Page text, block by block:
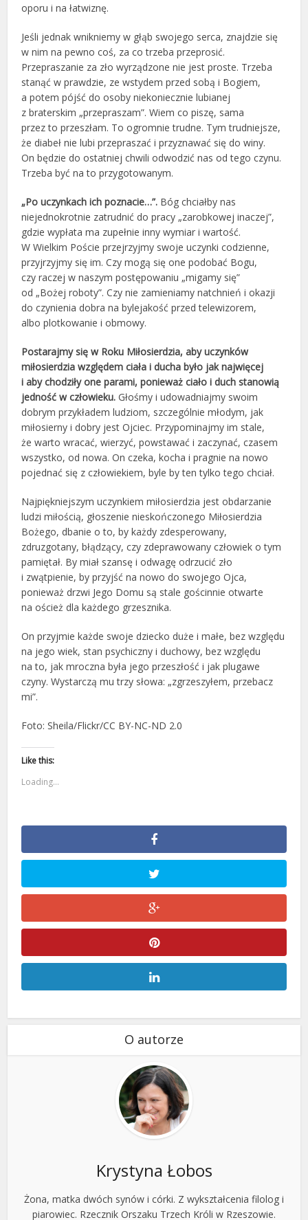
oporu i na łatwiznę.
Jeśli jednak wnikniemy w głąb swojego serca, znajdzie się
w nim na pewno coś, za co trzeba przeprosić.
Przepraszanie za zło wyrządzone nie jest proste. Trzeba
stanąć w prawdzie, ze wstydem przed sobą i Bogiem,
a potem pójść do osoby niekoniecznie lubianej
z braterskim „przepraszam”. Wiem co piszę, sama
przez to przeszłam. To ogromnie trudne. Tym trudniejsze,
że diabeł nie lubi przepraszać i przyznawać się do winy.
On będzie do ostatniej chwili odwodzić nas od tego czynu.
Trzeba być na to przygotowanym.
„Po uczynkach ich poznacie…”. Bóg chciałby nas
niejednokrotnie zatrudnić do pracy „zarobkowej inaczej”,
gdzie wypłata ma zupełnie inny wymiar i wartość.
W Wielkim Poście przejrzyjmy swoje uczynki codzienne,
przyjrzyjmy się im. Czy mogą się one podobać Bogu,
czy raczej w naszym postępowaniu „migamy się”
od „Bożej roboty”. Czy nie zamieniamy natchnień i okazji
do czynienia dobra na bylejakość przed telewizorem,
albo plotkowanie i obmowy.
Postarajmy się w Roku Miłosierdzia, aby uczynków
miłosierdzia względem ciała i ducha było jak najwięcej
i aby chodziły one parami, ponieważ ciało i duch stanowią
jedność w człowieku. Głośmy i udowadniajmy swoim
dobrym przykładem ludziom, szczególnie młodym, jak
miłosierny i dobry jest Ojciec. Przypominajmy im stale,
że warto wracać, wierzyć, powstawać i zaczynać, czasem
wszystko, od nowa. On czeka, kocha i pragnie na nowo
pojednać się z człowiekiem, byle by ten tylko tego chciał.
Najpiękniejszym uczynkiem miłosierdzia jest obdarzanie
ludzi miłością, głoszenie nieskończonego Miłosierdzia
Bożego, dbanie o to, by każdy zdesperowany,
zdruzgotany, błądzący, czy zdeprawowany człowiek o tym
pamiętał. By miał szansę i odwagę odrzucić zło
i zwątpienie, by przyjść na nowo do swojego Ojca,
ponieważ drzwi Jego Domu są stale gościnnie otwarte
na oścież dla każdego grzesznika.
On przyjmie każde swoje dziecko duże i małe, bez względu
na jego wiek, stan psychiczny i duchowy, bez względu
na to, jak mroczna była jego przeszłość i jak plugawe
czyny. Wystarczą mu trzy słowa: „zgrzeszyłem, przebacz
mi”.
Foto: Sheila/Flickr/CC BY-NC-ND 2.0
Like this:
Loading...
O autorze
Krystyna Łobos
Żona, matka dwóch synów i córki. Z wykształcenia filolog i
piarowiec. Rzecznik Orszaku Trzech Króli w Rzeszowie.